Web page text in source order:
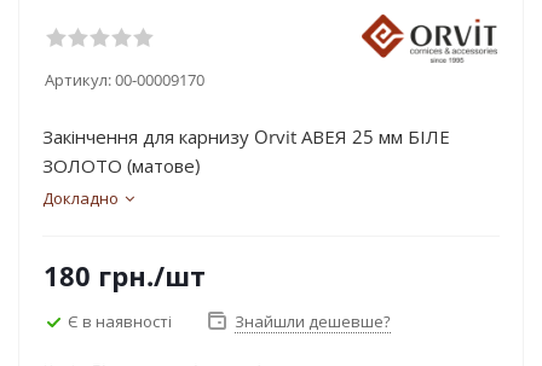
Артикул:00-00009170
Закінчення для карнизу Orvit АВЕЯ 25 мм БІЛЕ
ЗОЛОТО (матове)
Докладно
180 грн./шт
Є в наявності Знайшли дешевше?